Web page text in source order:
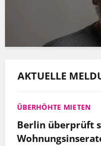
AKTUELLE
ÜBERHÖHTE MIETEN
Berlin überprüft